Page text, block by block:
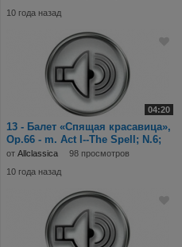
10 года назад
04:20
13 - Балет «Спящая красавица»,
Op.66 - m. Act I--The Spell; N.6;
Waltz
от Allclassica
98 просмотров
10 года назад